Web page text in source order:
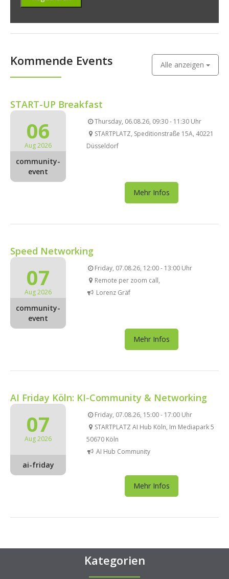
Kommende Events Alle anzeigen
START-UP Breakfast
06
Aug 2026
community-
event
Thursday, 06.08.26, 09:30 - 11:30 Uhr
STARTPLATZ, Speditionstraße 15A, 40221
Düsseldorf
Mehr Infos
Speed Networking
07
Aug 2026
community-
event
Friday, 07.08.26, 12:00 - 13:00 Uhr
Remote per zoom call,
Lorenz Gräf
Mehr Infos
AI Friday Köln: KI-Community & Networking
07
Aug 2026
ai-friday
Friday, 07.08.26, 15:00 - 17:00 Uhr
STARTPLATZ AI Hub Köln, Im Mediapark 5
50670 Köln
AI Hub Community
Mehr Infos
Kategorien